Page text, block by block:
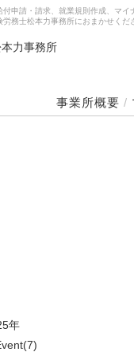
申請・請求、就業規則作成、マ
務士松本力事務所におまかせくだ
事業所概要 /
年